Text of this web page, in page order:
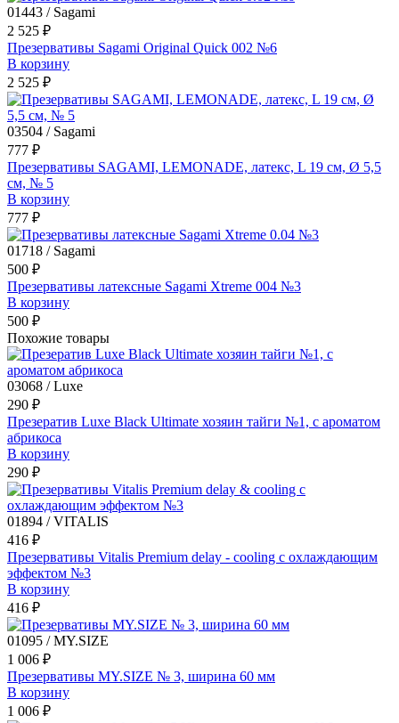
01443 / Sagami
2 525 ₽
Презервативы Sagami Original Quick 002 №6
В корзину
2 525 ₽
03504 / Sagami
777 ₽
Презервативы SAGAMI, LEMONADE, латекс, L 19 см, Ø 5,5
см, № 5
В корзину
777 ₽
01718 / Sagami
500 ₽
Презервативы латексные Sagami Xtreme 004 №3
В корзину
500 ₽
Похожие товары
03068 / Luxe
290 ₽
Презератив Luxe Black Ultimate хозяин тайги №1, с ароматом
абрикоса
В корзину
290 ₽
01894 / VITALIS
416 ₽
Презервативы Vitalis Premium delay - cooling с охлаждающим
эффектом №3
В корзину
416 ₽
01095 / MY.SIZE
1 006 ₽
Презервативы MY.SIZE № 3, ширина 60 мм
В корзину
1 006 ₽